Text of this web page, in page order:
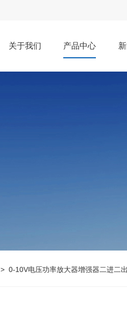
关于我们 产品中心
> 0-10V电压功率放大器增强器二进二出